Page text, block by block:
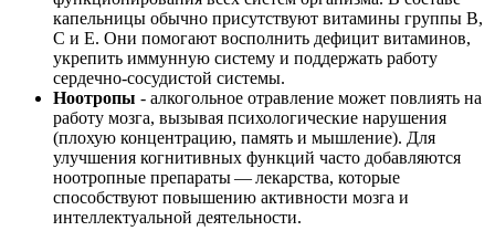
капельницы обычно присутствуют витамины группы В,
С и Е. Они помогают восполнить дефицит витаминов,
укрепить иммунную систему и поддержать работу
сердечно-сосудистой системы.
Ноотропы - алкогольное отравление может повлиять на
работу мозга, вызывая психологические нарушения
(плохую концентрацию, память и мышление). Для
улучшения когнитивных функций часто добавляются
ноотропные препараты — лекарства, которые
способствуют повышению активности мозга и
интеллектуальной деятельности.